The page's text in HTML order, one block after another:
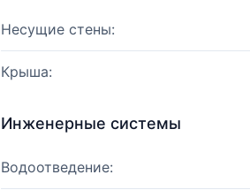
Несущие стены:
Крыша:
Инженерные системы
Водоотведение: